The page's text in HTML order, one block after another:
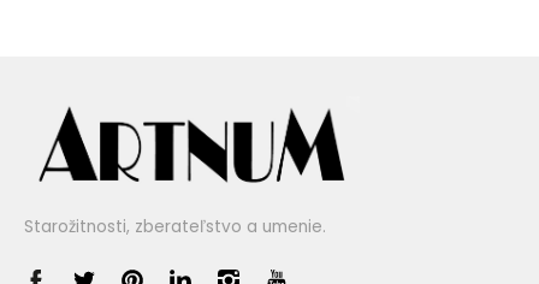
Starožitnosti, zberateľstvo a umenie.